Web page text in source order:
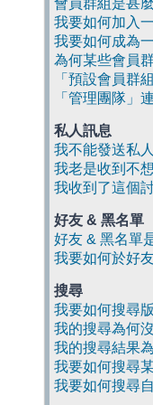
會員群組是甚
我要如何加入
我要如何成為
為何某些會員
「預設會員群
「管理團隊」
私人訊息
我不能發送私
我老是收到不
我收到了這個
好友 & 黑名單
好友 & 黑名單
我要如何於好
搜尋
我要如何搜尋
我的搜尋為何
我的搜尋結果
我要如何搜尋
我要如何搜尋